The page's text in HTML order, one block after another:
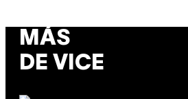
MÁS
DE VICE